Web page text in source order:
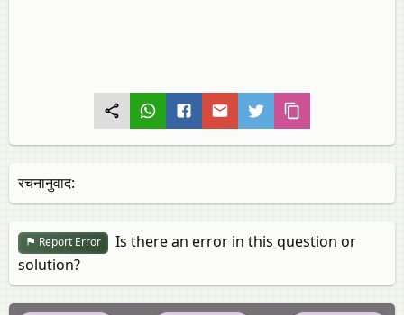
रचनानुवाद:
Report Error
Is there an error in this question or
solution?